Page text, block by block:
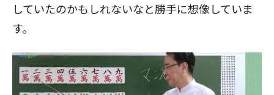
していたのかもしれないなと勝手に想像していま
す。